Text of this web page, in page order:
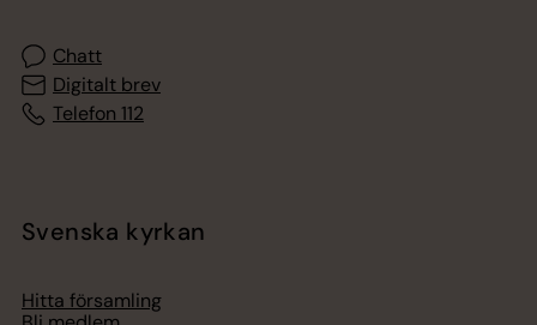
Chatt
Digitalt brev
Telefon 112
Svenska kyrkan
Hitta församling